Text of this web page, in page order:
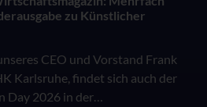
zu Künstlicher
CEO und Vorstand Frank
Karlsruhe, findet sich auch der
Day 2026 in der